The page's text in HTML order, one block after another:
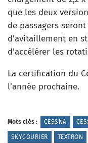
que les deux
de passagers
d’avitaillement en
d’accélérer les
La certification du
l’année prochaine.
Mots clés : CESSNA
SKYCOURIER TEXTRON